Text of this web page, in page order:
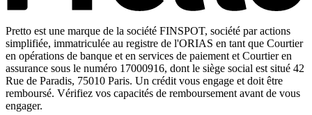
Pretto est une marque de la société FINSPOT, société par actions
simplifiée, immatriculée au registre de l'ORIAS en tant que Courtier
en opérations de banque et en services de paiement et Courtier en
assurance sous le numéro 17000916, dont le siège social est situé 42
Rue de Paradis, 75010 Paris. Un crédit vous engage et doit être
remboursé. Vérifiez vos capacités de remboursement avant de vous
engager.